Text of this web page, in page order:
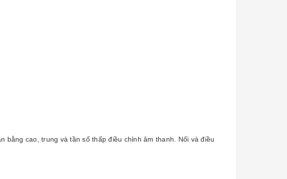
cao, trung và tần số thấp điều chỉnh âm thanh. Nối và điều